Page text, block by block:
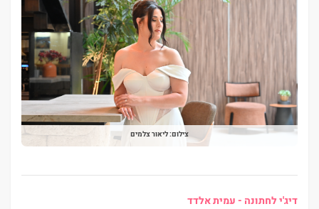
צילום: ליאור צלמים
דיג'י לחתונה - עמית אלדד